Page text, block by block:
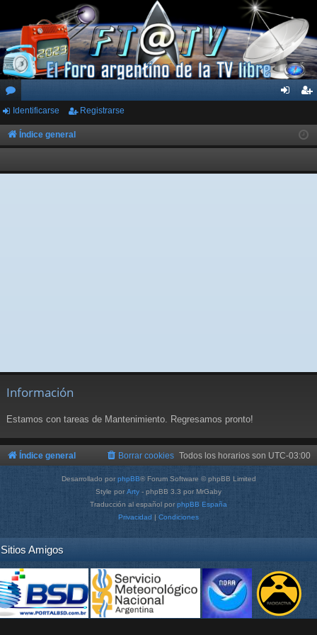
or
os
ar
ist
rs
Identificarse Registrarse
Índice general
Información
Estamos con tareas de Mantenimiento. Regresamos pronto!
Índice general Todos los horarios son UTC-03:00
Borrar cookies
Desarrollado por phpBB® Forum Software © phpBB Limited
Style por Arty - phpBB 3.3 por MrGaby
Traducción al español por phpBB España
Privacidad | Condiciones
Sitios Amigos